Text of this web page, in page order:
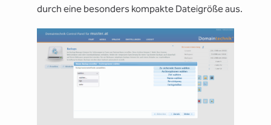
durch eine besonders kompakte Dateigröße aus.